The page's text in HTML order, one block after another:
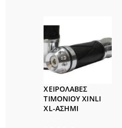
ΧΕΙΡΟΛΑΒΕΣ
ΤΙΜΟΝΙΟΥ XINLI
XL-ΑΣΗΜΙ